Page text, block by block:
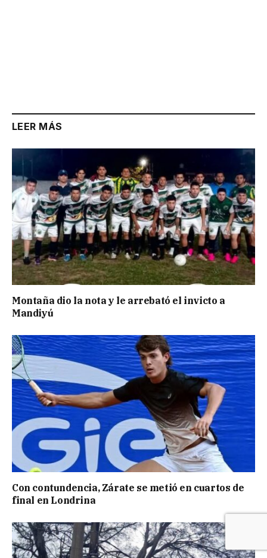
LEER MÁS
Montaña dio la nota y le arrebató el invicto a
Mandiyú
Con contundencia, Zárate se metió en cuartos de
final en Londrina